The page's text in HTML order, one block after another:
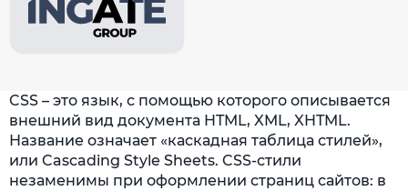
CSS – это язык, с помощью которого описывается
внешний вид документа HTML, XML, XHTML.
Название означает «каскадная таблица стилей»,
или Cascading Style Sheets. CSS-стили
незаменимы при оформлении страниц сайтов: в